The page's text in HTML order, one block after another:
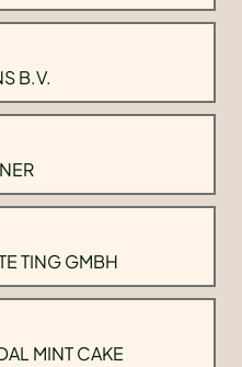
B.V.
TING GMBH
MINT CAKE